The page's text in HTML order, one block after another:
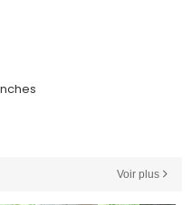
Voir plus